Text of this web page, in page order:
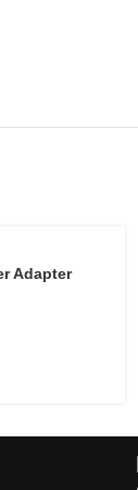
Adapter